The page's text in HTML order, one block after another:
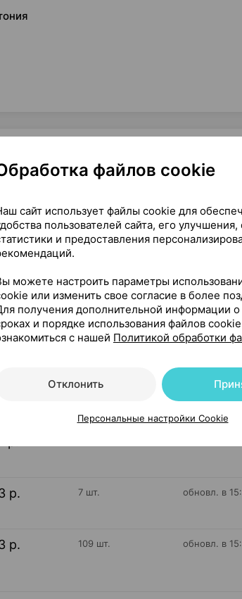
р. 1 шт. обновл. в
6 шт. обновл. в
р. 7 шт. обновл. в
р. 109 шт. обновл. в
файлов cookie
сайт использует файлы cookie для
пользователей сайта, его улучшения,
и предоставления
можете настроить параметры
или изменить свое согласие в более
получения дополнительной информации о
и порядке использования файлов
с нашей Политикой обработки
Отклонить
Персональные настройки Cookie